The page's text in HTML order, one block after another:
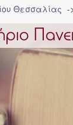
Θεσσαλίας